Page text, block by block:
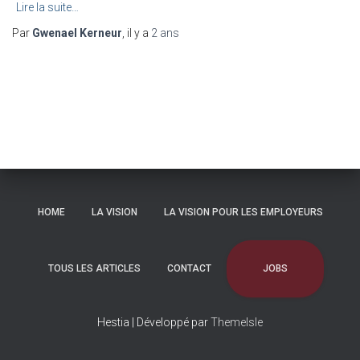
Lire la suite…
Par Gwenael Kerneur , il y a 2 ans
HOME LA VISION LA VISION POUR LES EMPLOYEURS
TOUS LES ARTICLES CONTACT JOBS
Hestia | Développé parThemeIsle